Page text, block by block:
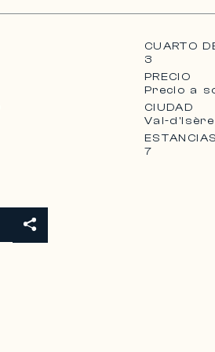
CUARTO
3
PRECIO
Precio a
CIUDAD
Val-d'Isère
ESTANCIAS
7